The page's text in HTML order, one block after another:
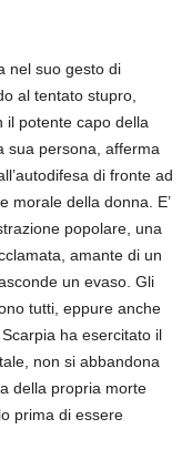
nel suo gesto di
al tentato stupro,
il potente capo della
sua persona, afferma
di fronte ad
morale della donna. E’
popolare, una
amante di un
un evaso. Gli
tutti, eppure anche
ha esercitato il
non si abbandona
della propria morte
prima di essere